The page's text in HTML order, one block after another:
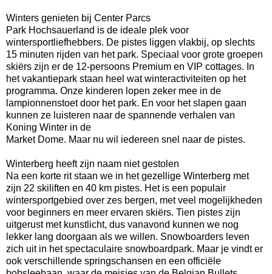
Winters genieten bij Center Parcs
Park Hochsauerland is de ideale plek voor
wintersportliefhebbers. De pistes liggen vlakbij, op slechts
15 minuten rijden van het park. Speciaal voor grote groepen
skiërs zijn er de 12-persoons Premium en VIP cottages. In
het vakantiepark staan heel wat winteractiviteiten op het
programma. Onze kinderen lopen zeker mee in de
lampionnenstoet door het park. En voor het slapen gaan
kunnen ze luisteren naar de spannende verhalen van
Koning Winter in de
Market Dome. Maar nu wil iedereen snel naar de pistes.
Winterberg heeft zijn naam niet gestolen
Na een korte rit staan we in het gezellige Winterberg met
zijn 22 skiliften en 40 km pistes. Het is een populair
wintersportgebied over zes bergen, met veel mogelijkheden
voor beginners en meer ervaren skiërs. Tien pistes zijn
uitgerust met kunstlicht, dus vanavond kunnen we nog
lekker lang doorgaan als we willen. Snowboarders leven
zich uit in het spectaculaire snowboardpark. Maar je vindt er
ook verschillende springschansen en een officiële